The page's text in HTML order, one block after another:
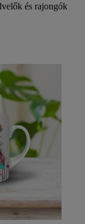
és rajongók